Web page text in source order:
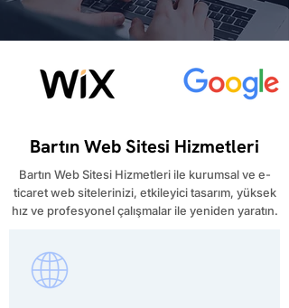
Bartın Web Sitesi Hizmetleri
Bartın Web Sitesi Hizmetleri ile kurumsal ve e-
ticaret web sitelerinizi, etkileyici tasarım, yüksek
hız ve profesyonel çalışmalar ile yeniden yaratın.